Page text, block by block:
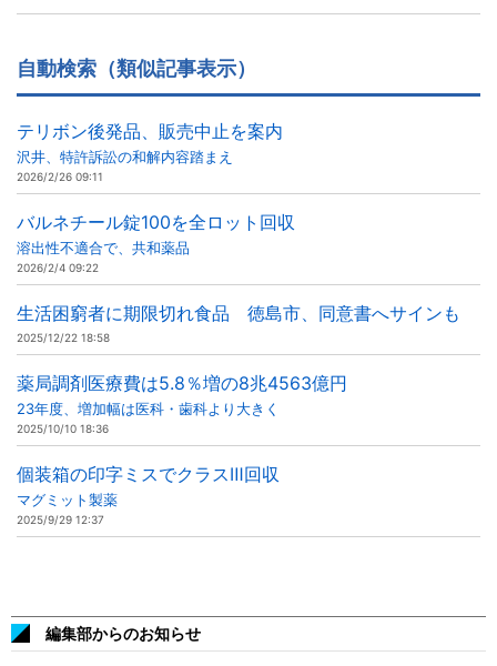
自動検索（類似記事表示）
テリボン後発品、販売中止を案内
沢井、特許訴訟の和解内容踏まえ
2026/2/26 09:11
バルネチール錠100を全ロット回収
溶出性不適合で、共和薬品
2026/2/4 09:22
生活困窮者に期限切れ食品 徳島市、同意書へサインも
2025/12/22 18:58
薬局調剤医療費は5.8％増の8兆4563億円
23年度、増加幅は医科・歯科より大きく
2025/10/10 18:36
個装箱の印字ミスでクラスⅢ回収
マグミット製薬
2025/9/29 12:37
編集部からのお知らせ